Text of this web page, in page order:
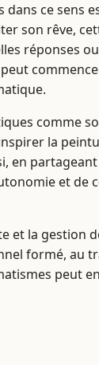
ce sens
son rêve,
réponses
comme
la
en
et de
et la gestion
formé, au
peut